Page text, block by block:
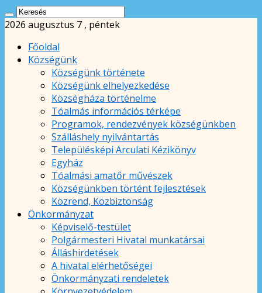
2026 augusztus 7 , péntek
Főoldal
Községünk
Községünk története
Községünk elhelyezkedése
Községháza történelme
Tóalmás információs térképe
Programok, rendezvények községünkben
Szálláshely nyilvántartás
Településképi Arculati Kézikönyv
Egyház
Tóalmási amatőr művészek
Községünkben történt fejlesztések
Közrend, Közbiztonság
Önkormányzat
Képviselő-testület
Polgármesteri Hivatal munkatársai
Álláshirdetések
A hivatal elérhetőségei
Önkormányzati rendeletek